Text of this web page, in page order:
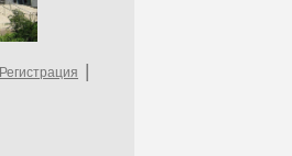
Регистрация |